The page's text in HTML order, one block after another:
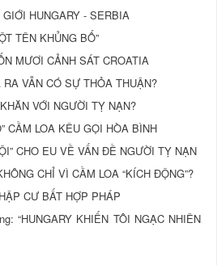
HUNGARY - SERBIA
TÊN KHỦNG BỐ”
MƯƠI CẢNH SÁT CROATIA
RA VẪN CÓ SỰ THỎA THUẬN?
VỚI NGƯỜI TỴ NẠN?
CẦM LOA KÊU GỌI HÒA BÌNH
CHO EU VỀ VẤN ĐỀ NGƯỜI TỴ NẠN
CHỈ VÌ CẦM LOA “KÍCH ĐỘNG”?
CƯ BẤT HỢP PHÁP
“HUNGARY KHIẾN TÔI NGẠC NHIÊN